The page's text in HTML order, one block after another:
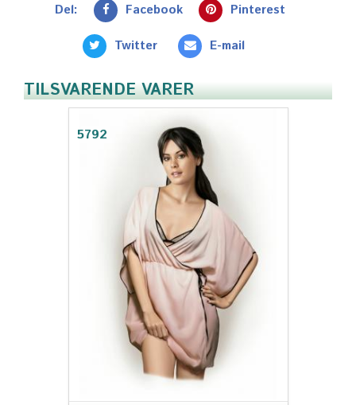
Del: Facebook Pinterest
Twitter E-mail
TILSVARENDE VARER
5792